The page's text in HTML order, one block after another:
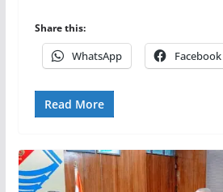
Share this:
WhatsApp Facebook
Read More